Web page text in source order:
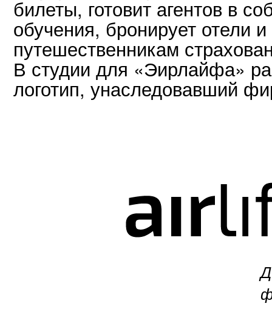
билеты, готовит агентов в
обучения, бронирует отели и
путешественникам
В студии для «Эирлайфа»
логотип, унаследовавший